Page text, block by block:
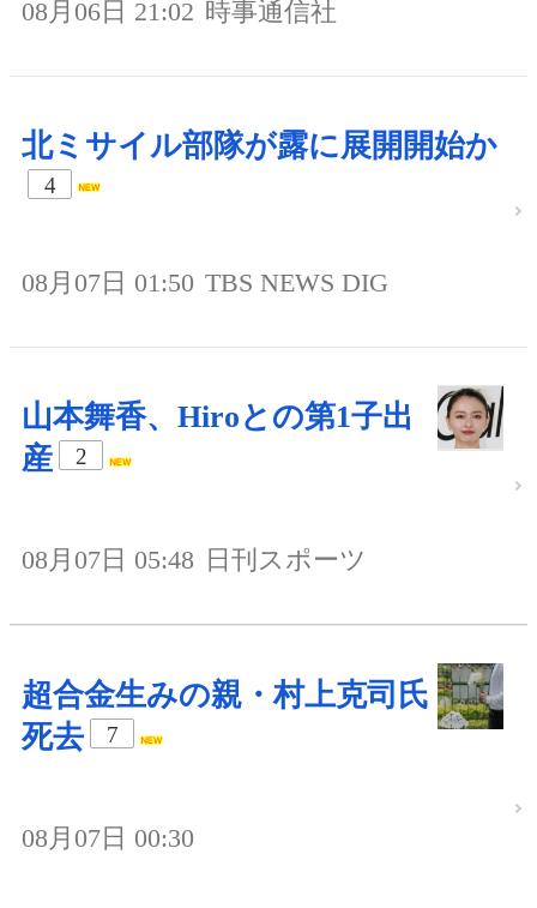
08月06日 21:02 時事通信社
北ミサイル部隊が露に展開開始か
4
08月07日 01:50 TBS NEWS DIG
山本舞香、Hiroとの第1子出
産
2
08月07日 05:48 日刊スポーツ
超合金生みの親・村上克司氏
死去
7
08月07日 00:30